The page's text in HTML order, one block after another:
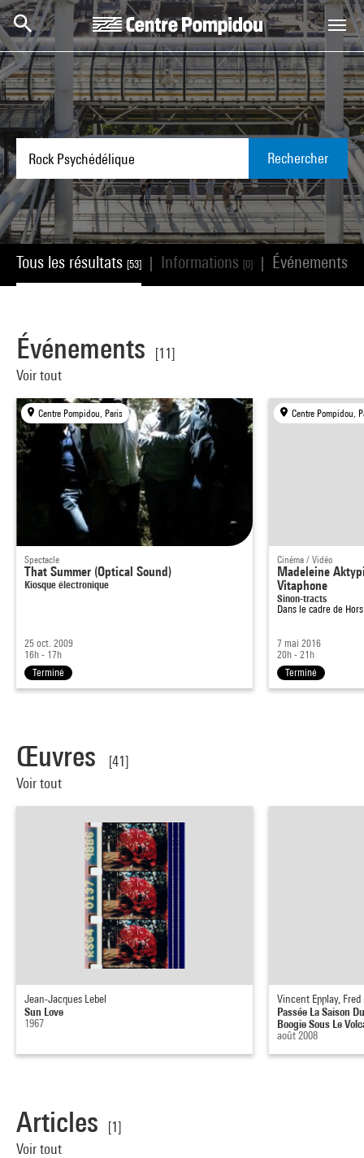
Aller au contenu principal
Centre Pompidou
Rechercher
Tous les résultats [53] Informations [0] Événements
Événements
[11]
Voir tout
Centre Pompidou, Paris
Spectacle
That Summer (Optical Sound)
Kiosque électronique
25 oct. 2009
16h - 17h
Terminé
Centre Pompidou,
Cinéma / Vidéo
Madeleine
Vitaphone
Sinon-tracts
Dans le cadre de
7 mai 2016
20h - 21h
Terminé
Œuvres
[41]
Voir tout
Jean-Jacques Lebel
Sun Love
1967
Vincent Epplay,
Passée La Saison
Boogie Sous Le
août 2008
Articles
[1]
Voir tout